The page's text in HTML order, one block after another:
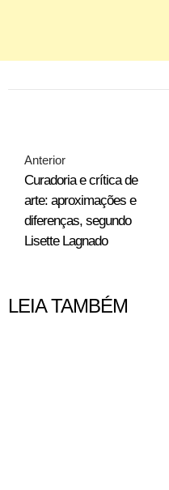
Anterior
Curadoria e crítica de
arte: aproximações e
diferenças, segundo
Lisette Lagnado
LEIA TAMBÉM